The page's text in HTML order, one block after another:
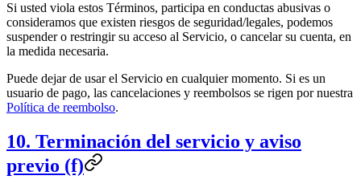
Si usted viola estos Términos, participa en conductas abusivas o
consideramos que existen riesgos de seguridad/legales, podemos
suspender o restringir su acceso al Servicio, o cancelar su cuenta, en
la medida necesaria.
Puede dejar de usar el Servicio en cualquier momento. Si es un
usuario de pago, las cancelaciones y reembolsos se rigen por nuestra
Política de reembolso.
10. Terminación del servicio y aviso
previo (f)